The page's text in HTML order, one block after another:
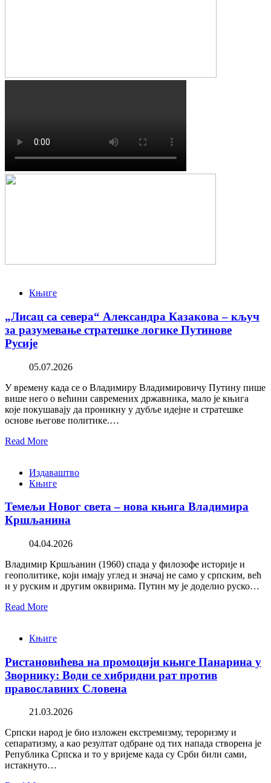
Књиге
„Лисац са севера“ Александра Казакова – кључ
за разумевање стратешке логике Путинове
Русије
05.07.2026
У времену када се о Владимиру Владимировичу Путину пише
више него о већини савремених државника, мало је књига
које покушавају да проникну у дубље идејне и стратешке
основе његове политике.…
Read More
Издаваштво
Књиге
Темељи Новог света – нова књига Владимира
Кршљанина
04.04.2026
Владимир Кршљанин (1960) спада у филозофе историје и
геополитике, који имају углед и значај не само у српским, већ
и у руским и другим оквирима. Путин му је доделио руско…
Read More
Књиге
Ристановићева на промоцији књиге Панарина у
Зворнику: Води се хибридни рат против
православних Словена
21.03.2026
Српски народ је био изложен екстремизму, тероризму и
сепаратизму, а као резултат одбране од тих напада створена је
Република Српска и то у вријеме када су Срби били сами,
истакнуто…